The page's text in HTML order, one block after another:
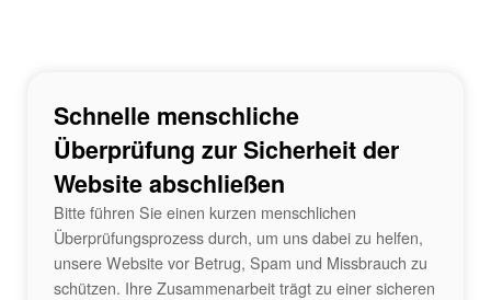
Schnelle menschliche
Überprüfung zur Sicherheit der
Website abschließen
Bitte führen Sie einen kurzen menschlichen
Überprüfungsprozess durch, um uns dabei zu helfen,
unsere Website vor Betrug, Spam und Missbrauch zu
schützen. Ihre Zusammenarbeit trägt zu einer sicheren